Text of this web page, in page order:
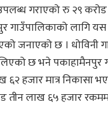
गराएको रु २९
गाउँपालिकाको लागि
जनाएको छ ।
छ भने
हजार मात्र निकासा
तीन लाख ६५ हजार